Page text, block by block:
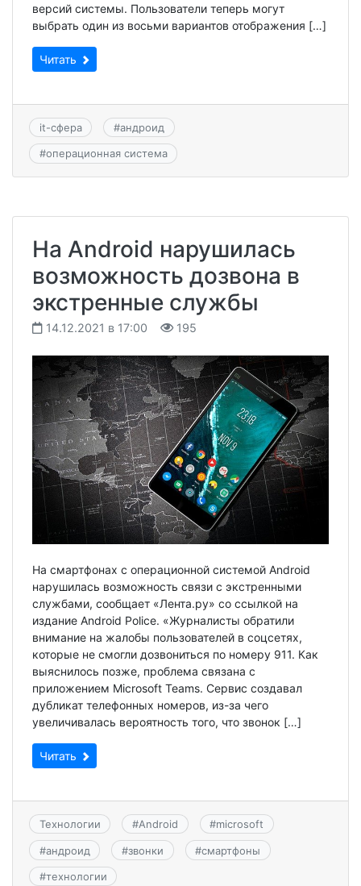
версий системы. Пользователи теперь могут
выбрать один из восьми вариантов отображения […]
Читать
it-сфера #андроид
#операционная система
На Android нарушилась
возможность дозвона в
экстренные службы
14.12.2021 в 17:00 195
На смартфонах с операционной системой Android
нарушилась возможность связи с экстренными
службами, сообщает «Лента.ру» со ссылкой на
издание Android Police. «Журналисты обратили
внимание на жалобы пользователей в соцсетях,
которые не смогли дозвониться по номеру 911. Как
выяснилось позже, проблема связана с
приложением Microsoft Teams. Сервис создавал
дубликат телефонных номеров, из-за чего
увеличивалась вероятность того, что звонок […]
Читать
Технологии #Android #microsoft
#андроид #звонки #смартфоны
#технологии